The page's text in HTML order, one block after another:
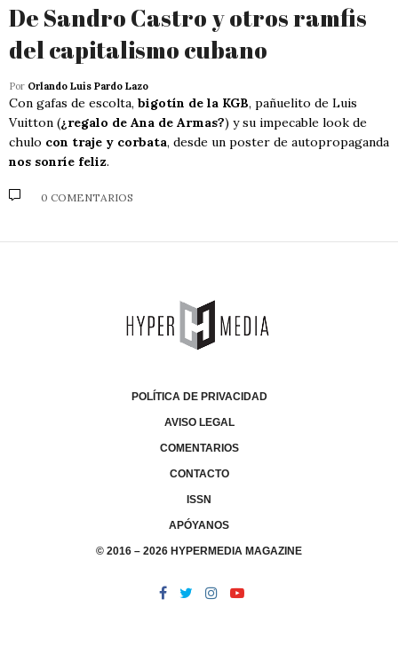
De Sandro Castro y otros ramfis
del capitalismo cubano
Por Orlando Luis Pardo Lazo
Con gafas de escolta, bigotín de la KGB, pañuelito de Luis
Vuitton (¿regalo de Ana de Armas?) y su impecable look de
chulo con traje y corbata, desde un poster de autopropaganda
nos sonríe feliz.
0 COMENTARIOS
POLÍTICA DE PRIVACIDAD
AVISO LEGAL
COMENTARIOS
CONTACTO
ISSN
APÓYANOS
© 2016 – 2026 HYPERMEDIA MAGAZINE